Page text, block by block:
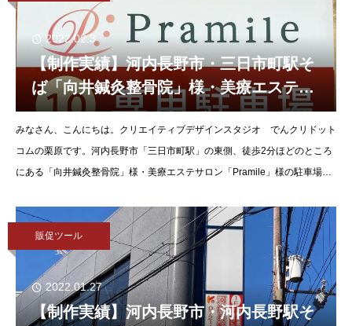
2022.02.3
【制作実績】河内長野市・三日市町駅そ
ば「向井鍼灸整骨院」様・美療エステサ
ロン「Pramile」様の駐車場看板を制
作・納品させていただきました。
みなさん、こんにちは。クリエイティブデザインスタジオ でんクリドット
コムの栗原です。河内長野市「三日市町駅」の東側、徒歩2分ほどのところ
にある「向井鍼灸整骨院」様・美療エステサロン「Pramile」様の駐車場看
販促ツール
2022.01.27
【制作実績】河内長野市・河内長野駅そ